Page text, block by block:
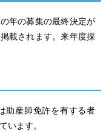
年の募集の最終決定が
載されます。来年度採
助産師免許を有する者
います。